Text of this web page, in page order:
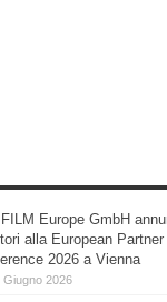
Europe GmbH
alla European Partner
2026 a Vienna
Giugno 2026